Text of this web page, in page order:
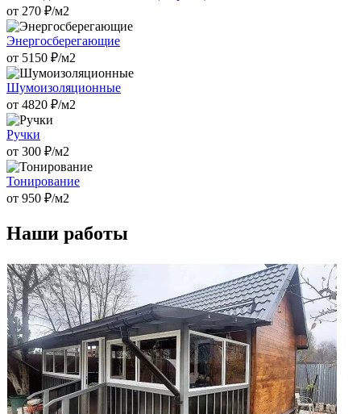
от 270 ₽/м2
Энергосберегающие
от 5150 ₽/м2
Шумоизоляционные
от 4820 ₽/м2
Ручки
от 300 ₽/м2
Тонирование
от 950 ₽/м2
Наши работы